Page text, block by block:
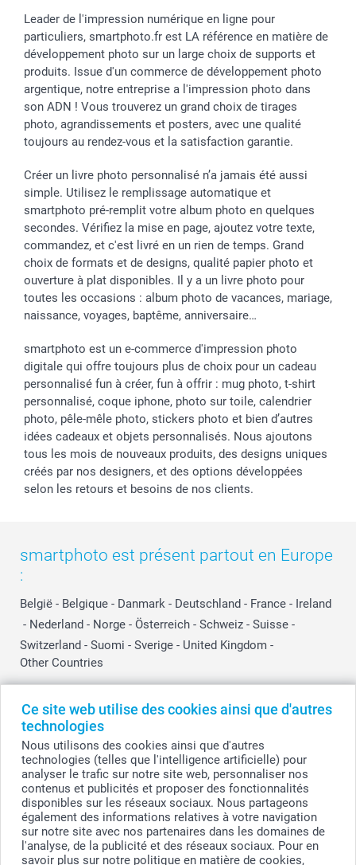
Ce site web utilise des cookies ainsi que d'autres
technologies
Nous utilisons des cookies ainsi que d'autres
technologies (telles que l'intelligence artificielle) pour
analyser le trafic sur notre site web, personnaliser nos
contenus et publicités et proposer des fonctionnalités
disponibles sur les réseaux sociaux. Nous partageons
également des informations relatives à votre navigation
sur notre site avec nos partenaires dans les domaines de
l'analyse, de la publicité et des réseaux sociaux. Pour en
savoir plus sur notre politique en matière de cookies,
Leader de l'impression numérique en ligne pour
particuliers, smartphoto.fr est LA référence en matière de
développement photo sur un large choix de supports et
produits. Issue d'un commerce de développement photo
argentique, notre entreprise a l'impression photo dans
son ADN ! Vous trouverez un grand choix de tirages
photo, agrandissements et posters, avec une qualité
toujours au rendez-vous et la satisfaction garantie.
Créer un livre photo personnalisé n’a jamais été aussi
simple. Utilisez le remplissage automatique et
smartphoto pré-remplit votre album photo en quelques
secondes. Vérifiez la mise en page, ajoutez votre texte,
commandez, et c'est livré en un rien de temps. Grand
choix de formats et de designs, qualité papier photo et
ouverture à plat disponibles. Il y a un livre photo pour
toutes les occasions : album photo de vacances, mariage,
naissance, voyages, baptême, anniversaire…
smartphoto est un e-commerce d'impression photo
digitale qui offre toujours plus de choix pour un cadeau
personnalisé fun à créer, fun à offrir : mug photo, t-shirt
personnalisé, coque iphone, photo sur toile, calendrier
photo, pêle-mêle photo, stickers photo et bien d’autres
idées cadeaux et objets personnalisés. Nous ajoutons
tous les mois de nouveaux produits, des designs uniques
créés par nos designers, et des options développées
selon les retours et besoins de nos clients.
smartphoto est présent partout en Europe
:
België - Belgique - Danmark - Deutschland - France - Ireland
- Nederland - Norge - Österreich - Schweiz - Suisse -
Switzerland - Suomi - Sverige - United Kingdom -
Other Countries
© smartphoto group. Tous droits réservés
smartphoto group SA.
Siège social : Kwatrechtsteenweg 160, 9230 Wetteren, Belgique
Numéro de TVA BE 0405.706.755
Numéro d'entreprise 0405.706.755.
Coordonnées bancaires: IBAN BE71 2850 2711 5569 - BIC: GEBABEBB
Tous les prix sont en EURO (€), TVA incluse et hors frais de port.